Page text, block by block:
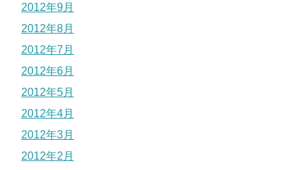
2012年9月
2012年8月
2012年7月
2012年6月
2012年5月
2012年4月
2012年3月
2012年2月